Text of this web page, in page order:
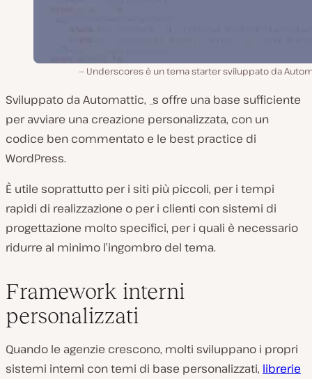
Underscores è un tema starter sviluppato da
Sviluppato da Automattic, _s offre una base sufficiente
per avviare una creazione personalizzata, con un
codice ben commentato e le best practice di
WordPress.
È utile soprattutto per i siti più piccoli, per i tempi
rapidi di realizzazione o per i clienti con sistemi di
progettazione molto specifici, per i quali è necessario
ridurre al minimo l’ingombro del tema.
Framework interni
personalizzati
Quando le agenzie crescono, molti sviluppano i propri
sistemi interni con temi di base personalizzati, librerie